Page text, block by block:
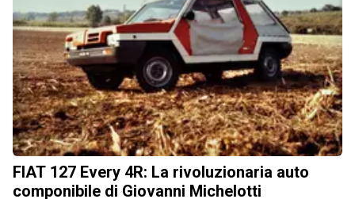
FIAT 127 Every 4R: La rivoluzionaria auto
componibile di Giovanni Michelotti